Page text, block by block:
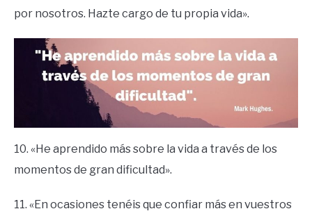
por nosotros. Hazte cargo de tu propia vida».
10. «He aprendido más sobre la vida a través de los
momentos de gran dificultad».
11. «En ocasiones tenéis que confiar más en vuestros